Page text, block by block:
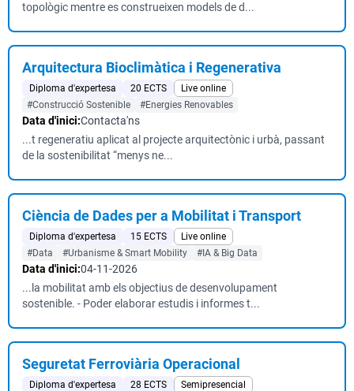
topològic mentre es construeixen models de d...
Arquitectura Bioclimàtica i Regenerativa
Diploma d'expertesa 20 ECTS
Live online
#Construcció Sostenible
#Energies Renovables
Data d'inici:Contacta'ns
...t regeneratiu aplicat al projecte arquitectònic i urbà, passant
de la sostenibilitat “menys ne...
Ciència de Dades per a Mobilitat i Transport
Diploma d'expertesa 15 ECTS
Live online
#Data
#Urbanisme & Smart Mobility #IA & Big Data
Data d'inici:04-11-2026
...la mobilitat amb els objectius de desenvolupament
sostenible. - Poder elaborar estudis i informes t...
Seguretat Ferroviària Operacional
Diploma d'expertesa 28 ECTS
Semipresencial